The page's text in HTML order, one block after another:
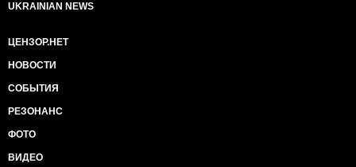
UKRAINIAN NEWS
ЦЕНЗОР.НЕТ
НОВОСТИ
СОБЫТИЯ
РЕЗОНАНС
ФОТО
ВИДЕО